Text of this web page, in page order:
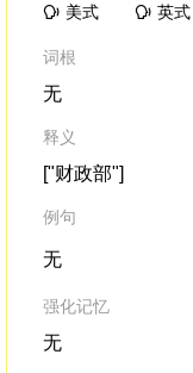
美式 英式
词根
无
释义
["财政部"]
例句
无
强化记忆
无